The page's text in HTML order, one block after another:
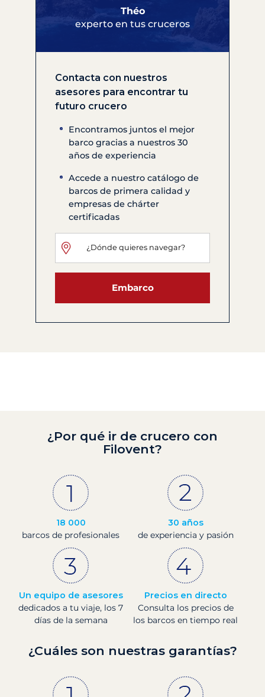
Théo
experto en tus cruceros
Contacta con nuestros
asesores para encontrar tu
futuro crucero
Encontramos juntos el mejor
barco gracias a nuestros 30
años de experiencia
Accede a nuestro catálogo de
barcos de primera calidad y
empresas de chárter
certificadas
Embarco
¿Por qué ir de crucero con
Filovent?
18 000
barcos de profesionales
30 años
de experiencia y pasión
Un equipo de asesores
dedicados a tu viaje, los 7
días de la semana
Precios en directo
Consulta los precios de
los barcos en tiempo real
¿Cuáles son nuestras garantías?